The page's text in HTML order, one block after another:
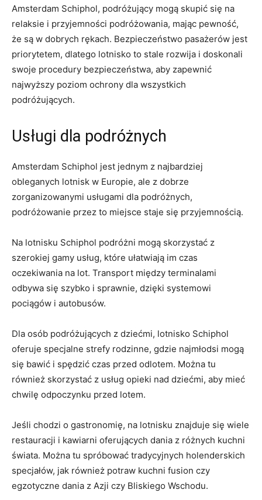
Amsterdam Schiphol, podróżujący ‌mogą skupić się na
relaksie⁤ i przyjemności podróżowania, mając ⁤pewność,
że są ⁢w dobrych rękach. Bezpieczeństwo pasażerów jest
priorytetem, dlatego lotnisko to stale rozwija i doskonali
swoje ⁢procedury bezpieczeństwa, aby ​zapewnić
najwyższy poziom ochrony dla wszystkich
podróżujących.
Usługi dla‌ podróżnych
Amsterdam Schiphol jest ​jednym z najbardziej
obleganych lotnisk w Europie,⁤ ale z dobrze
zorganizowanymi usługami⁣ dla podróżnych,
podróżowanie przez​ to miejsce staje się przyjemnością.
Na lotnisku Schiphol podróżni​ mogą skorzystać ‍z
szerokiej ​gamy usług, które ułatwiają ‍im czas
oczekiwania na lot. Transport‌ między terminalami​
odbywa​ się szybko ‍i sprawnie,‍ dzięki‍ systemowi
pociągów i autobusów.
Dla osób podróżujących z dziećmi, lotnisko⁤ Schiphol
oferuje specjalne strefy rodzinne, gdzie najmłodsi mogą
się bawić i spędzić‍ czas przed odlotem. Można ⁤tu
również skorzystać z usług opieki nad dziećmi, aby mieć
chwilę odpoczynku przed lotem.
Jeśli chodzi o gastronomię, na⁢ lotnisku znajduje się wiele
restauracji i kawiarni oferujących dania ⁢z różnych kuchni
świata. Można tu spróbować tradycyjnych holenderskich
⁤specjałów, jak również potraw ⁣kuchni fusion czy
egzotyczne dania z Azji⁤ czy‍ Bliskiego ‍Wschodu.